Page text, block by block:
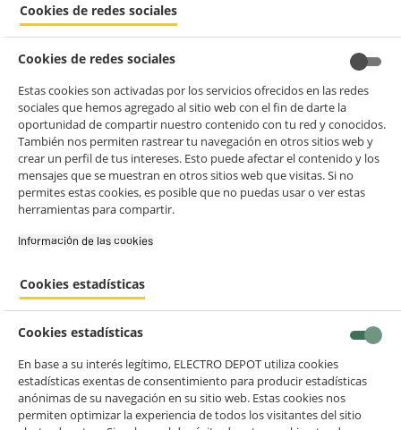
Cookies de redes sociales
Cookies de redes sociales
Estas cookies son activadas por los servicios ofrecidos en las redes
sociales que hemos agregado al sitio web con el fin de darte la
oportunidad de compartir nuestro contenido con tu red y conocidos.
También nos permiten rastrear tu navegación en otros sitios web y
crear un perfil de tus intereses. Esto puede afectar el contenido y los
mensajes que se muestran en otros sitios web que visitas. Si no
permites estas cookies, es posible que no puedas usar o ver estas
herramientas para compartir.
Información de las cookies‎
Cookies estadísticas
Cookies estadísticas
En base a su interés legítimo, ELECTRO DEPOT utiliza cookies
estadísticas exentas de consentimiento para producir estadísticas
anónimas de su navegación en su sitio web. Estas cookies nos
permiten optimizar la experiencia de todos los visitantes del sitio